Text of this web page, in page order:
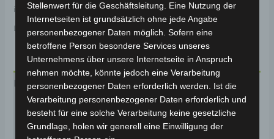
inkl. MwSt.Kostenloser Versand
Lieferzeit:
Versandfertig innerhalb 24 Stunden*
Beschreibung
Zusätzliche Informationen
Produktsicherheit
Stellenwert für die Geschäftsleitung. Eine Nutzung der
Internetseiten ist grundsätzlich ohne jede Angabe
personenbezogener Daten möglich. Sofern eine
betroffene Person besondere Services unseres
Unternehmens über unsere Internetseite in Anspruch
nehmen möchte, könnte jedoch eine Verarbeitung
personenbezogener Daten erforderlich werden. Ist die
Verarbeitung personenbezogener Daten erforderlich und
besteht für eine solche Verarbeitung keine gesetzliche
Grundlage, holen wir generell eine Einwilligung der